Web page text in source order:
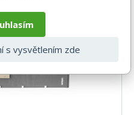
s vysvětlením zde